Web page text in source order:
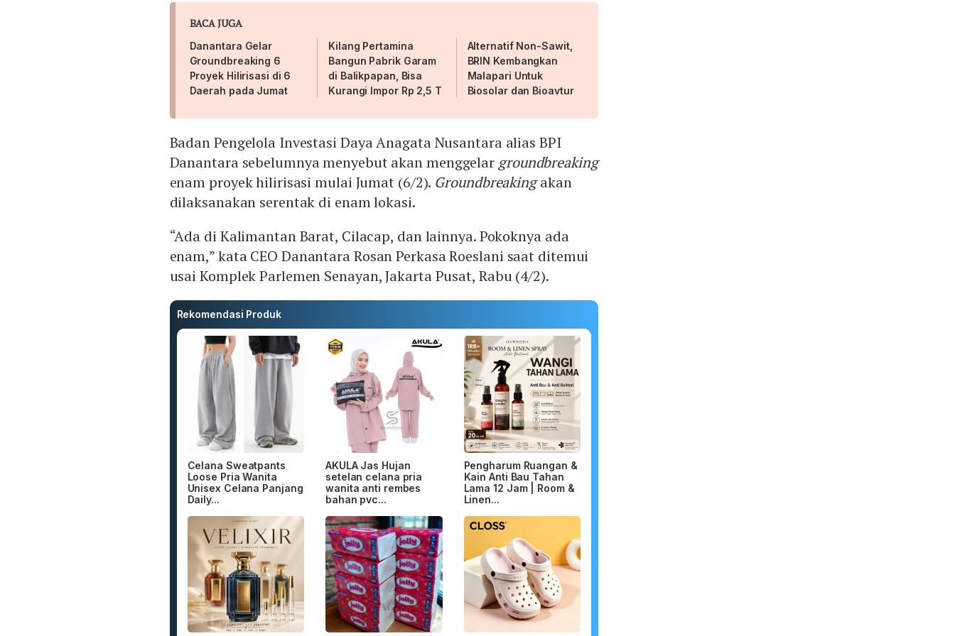
BACA JUGA
Danantara Gelar
Groundbreaking 6
Proyek Hilirisasi di 6
Daerah pada Jumat
Kilang Pertamina
Bangun Pabrik Garam
di Balikpapan, Bisa
Kurangi Impor Rp 2,5 T
Alternatif Non-Sawit,
BRIN Kembangkan
Malapari Untuk
Biosolar dan Bioavtur
Badan Pengelola Investasi Daya Anagata Nusantara alias BPI
Danantara sebelumnya menyebut akan menggelar groundbreaking
enam proyek hilirisasi mulai Jumat (6/2). Groundbreakingakan
dilaksanakan serentak di enam lokasi.
“Ada di Kalimantan Barat, Cilacap, dan lainnya. Pokoknya ada
enam,” kata CEO Danantara Rosan Perkasa Roeslani saat ditemui
usai Komplek Parlemen Senayan, Jakarta Pusat, Rabu (4/2).
Rekomendasi Produk
Celana Sweatpants
Loose Pria Wanita
Unisex Celana Panjang
Daily...
AKULA Jas Hujan
setelan celana pria
wanita anti rembes
bahan pvc...
Pengharum Ruangan &
Kain Anti Bau Tahan
Lama 12 Jam | Room &
Linen...